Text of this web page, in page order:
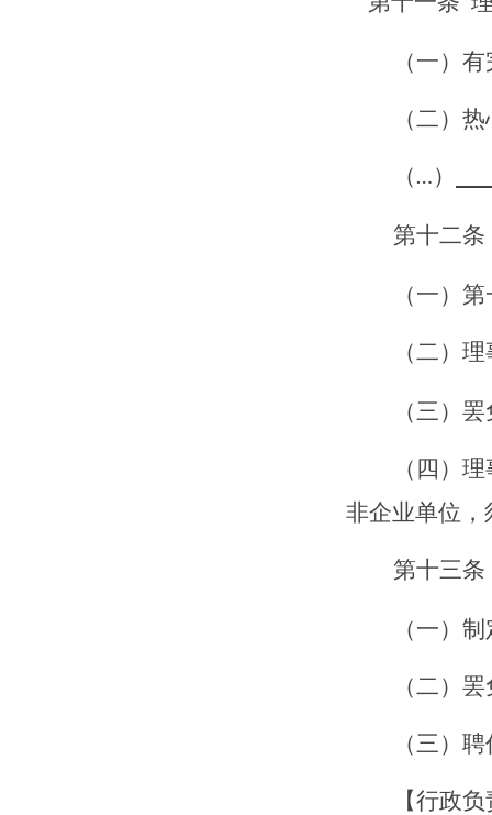
（一）
（二）
（…）
第十二条
（一）
（二）
（三）
（四）
非企业单位，
第十三条
（一）
（二）
（三）
【行政负